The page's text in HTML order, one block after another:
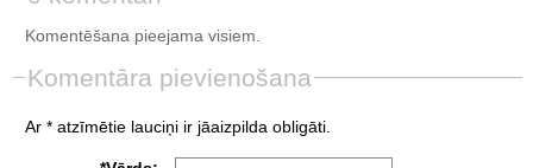
Komentēšana pieejama visiem.
Komentāra pievienošana
Ar * atzīmētie lauciņi ir jāaizpilda obligāti.